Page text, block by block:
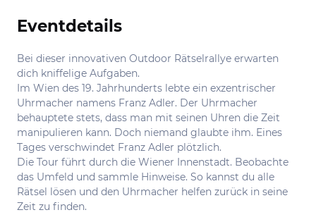
Informationen
Eventdetails
Bei dieser innovativen Outdoor Rätselrallye erwarten
dich kniffelige Aufgaben.
Im Wien des 19. Jahrhunderts lebte ein exzentrischer
Uhrmacher namens Franz Adler. Der Uhrmacher
behauptete stets, dass man mit seinen Uhren die Zeit
manipulieren kann. Doch niemand glaubte ihm. Eines
Tages verschwindet Franz Adler plötzlich.
Die Tour führt durch die Wiener Innenstadt. Beobachte
das Umfeld und sammle Hinweise. So kannst du alle
Rätsel lösen und den Uhrmacher helfen zurück in seine
Zeit zu finden.